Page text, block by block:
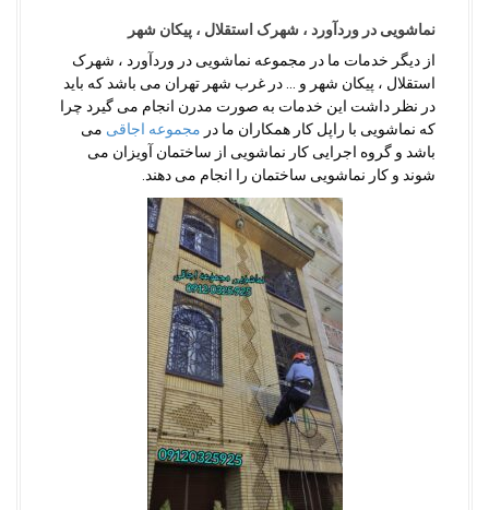
نماشویی در وردآورد ، شهرک استقلال ، پیکان شهر
از دیگر خدمات ما در مجموعه نماشویی در وردآورد ، شهرک
استقلال ، پیکان شهر و … در غرب شهر تهران می باشد که باید
در نظر داشت این خدمات به صورت مدرن انجام می گیرد چرا
که نماشویی با راپل کار همکاران ما در مجموعه اجاقی می
باشد و گروه اجرایی کار نماشویی از ساختمان آویزان می
شوند و کار نماشویی ساختمان را انجام می دهند.